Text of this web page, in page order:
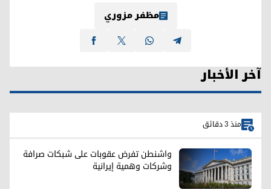
مظفر مزوري
آخر الأخبار
منذ 3 دقائق
واشنطن تفرض عقوبات على شبكات صرافة
وشركات وهمية إيرانية